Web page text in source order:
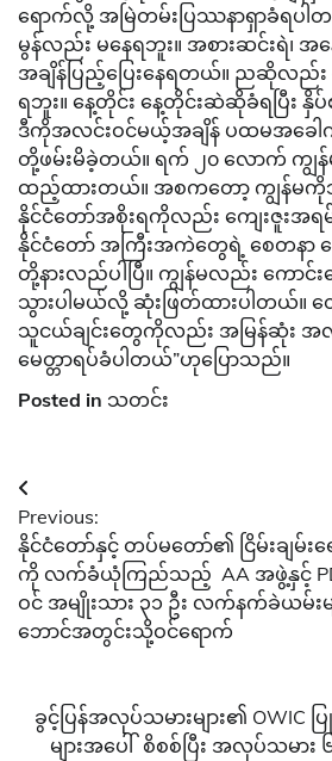
ရောက်လို့ အမြဲတမ်းပြဿနာရှာခံရပါတ
မွန်လည်း မနေရဘူး။ အစားဆင်းရဲ၊ အ
အချိန်ပြည့်ပြေးနေရတယ်။ ညဆိုလည်း
ရဘူး။ နေ့တိုင်း နေ့တိုင်းဆဲဆိုခံရပြီး နှိ
ဒီကိုအလင်းဝင်မယ့်အချိန် ပထမအခေ
တို့ဖမ်းမိခဲ့တယ်။ ရက် ၂၀ လောက် ကျွ
ထည့်ထားတယ်။ အစကတော့ ကျွန်မ
နိုင်ငံတော်အစိုးရကိုလည်း ကျေးဇူးအရ
နိုင်ငံတော် အကြီးအကဲတွေရဲ့ စေတနာ
တို့နားလည်ပါပြီ။ ကျွန်မလည်း ကောင်း
သွားပါမယ်လို့ ဆုံးဖြတ်ထားပါတယ်။
သူငယ်ချင်းတွေကိုလည်း အမြန်ဆုံး အ
မေတ္တာရပ်ခံပါတယ်”ဟုပြောသည်။
Posted in သတင်း
Post
navigation
Previous:
နိုင်ငံတော်နှင့် တပ်မတော်၏ ငြိမ်းချမ်းရ
ကို လက်ခံယုံကြည်သည့် AA အဖွဲ့နှင့်
ဝင် အမျိုးသား ၃၁ ဦး လက်နက်ခဲယမ်း
ဘောင်အတွင်းသို့ဝင်ရောက်
ခွင့်ပြန်အလုပ်သမားများ၏ OWIC
များအပေါ် စိစစ်ပြီး အလုပ်သမာ